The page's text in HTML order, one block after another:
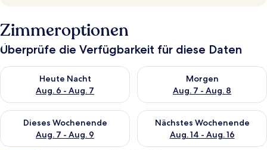
Zimmeroptionen
Überprüfe die Verfügbarkeit für diese Daten
Heute Nacht
Aug. 6 - Aug. 7
Überprüfe die Verfügbarkeit für heute Nacht, Aug. 6 - Aug. 7.
Morgen
Aug. 7 - Aug. 8
Überprüfe die Verfügbarkeit
Dieses Wochenende
Aug. 7 - Aug. 9
Überprüfe die Verfügbarkeit für dieses Wochenende, Aug. 7
Nächstes Wochenende
Aug. 14 - Aug. 16
Überprüfe die Verfügbarkeit